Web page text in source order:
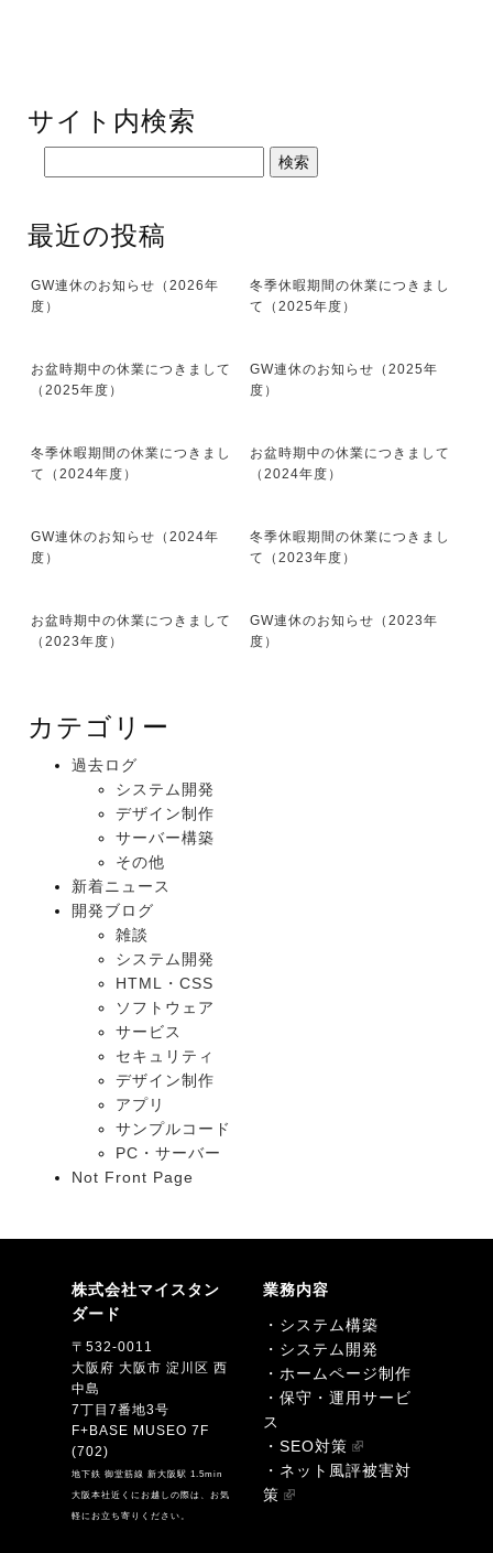
サイト内検索
最近の投稿
GW連休のお知らせ（2026年
度）
冬季休暇期間の休業につきまし
て（2025年度）
お盆時期中の休業につきまして
（2025年度）
GW連休のお知らせ（2025年
度）
冬季休暇期間の休業につきまし
て（2024年度）
お盆時期中の休業につきまして
（2024年度）
GW連休のお知らせ（2024年
度）
冬季休暇期間の休業につきまし
て（2023年度）
お盆時期中の休業につきまして
（2023年度）
GW連休のお知らせ（2023年
度）
カテゴリー
過去ログ
システム開発
デザイン制作
サーバー構築
その他
新着ニュース
開発ブログ
雑談
システム開発
HTML・CSS
ソフトウェア
サービス
セキュリティ
デザイン制作
アプリ
サンプルコード
PC・サーバー
Not Front Page
株式会社マイスタン
ダード
〒532-0011
大阪府 大阪市 淀川区 西
中島
7丁目7番地3号
F+BASE MUSEO 7F
(702)
地下鉄 御堂筋線 新大阪駅 1.5min
大阪本社近くにお越しの際は、お気
軽にお立ち寄りください。
業務内容
・システム構築
・システム開発
・ホームページ制作
・保守・運用サービ
ス
・SEO対策
・ネット風評被害対
策